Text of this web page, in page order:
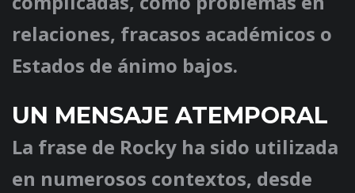
relaciones, fracasos académicos o
Estados de ánimo bajos.
UN MENSAJE ATEMPORAL
La frase de Rocky ha sido utilizada
en numerosos contextos, desde